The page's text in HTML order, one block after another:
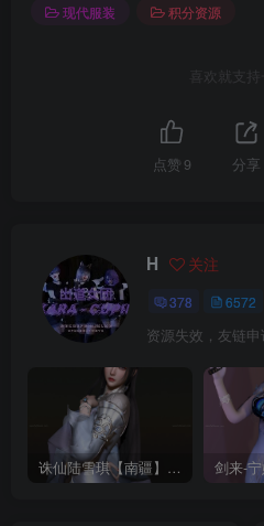
现代服装
积分资源
喜欢就支
点赞 9 分享
H 关注
378 6572
资源失效，友链申
诛仙陆雪琪【南疆】CoveRig